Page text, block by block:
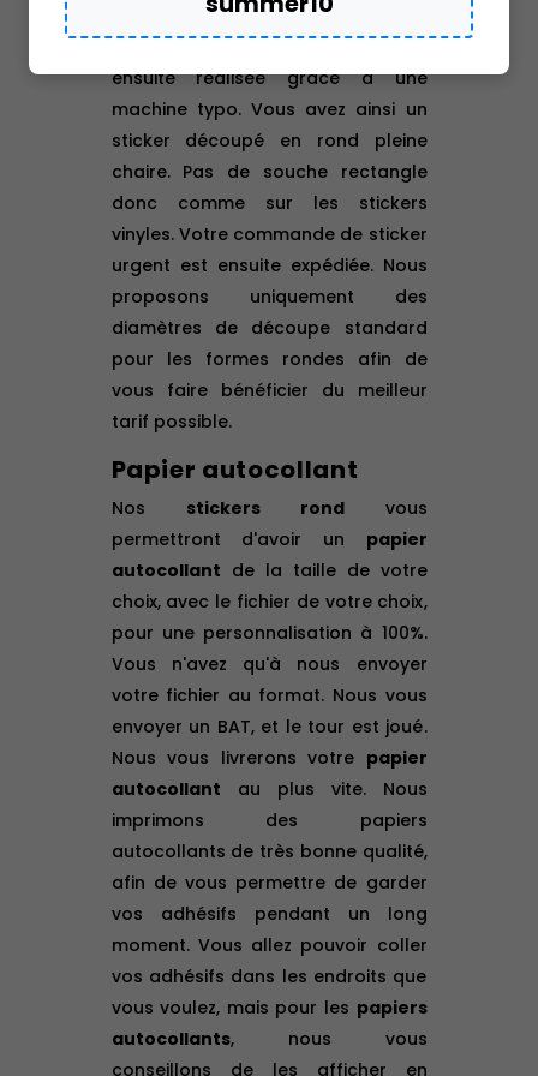
brillant et renforce la durée de vie
ensuite réalisée grâce à une
machine typo. Vous avez ainsi un
sticker découpé en rond pleine
chaire. Pas de souche rectangle
donc comme sur les stickers
vinyles. Votre commande de sticker
urgent est ensuite expédiée. Nous
proposons uniquement des
diamètres de découpe standard
pour les formes rondes afin de
vous faire bénéficier du meilleur
tarif possible.
Papier autocollant
Nos stickers rondvous
permettront d'avoir un papier
autocollant de la taille de votre
choix, avec le fichier de votre choix,
pour une personnalisation à 100%.
Vous n'avez qu'à nous envoyer
votre fichier au format. Nous vous
envoyer un BAT, et le tour est joué.
Nous vous livrerons votre papier
autocollant au plus vite. Nous
imprimons des papiers
autocollants de très bonne qualité,
afin de vous permettre de garder
vos adhésifs pendant un long
moment. Vous allez pouvoir coller
vos adhésifs dans les endroits que
vous voulez, mais pour les papiers
autocollants, nous vous
conseillons de les afficher en